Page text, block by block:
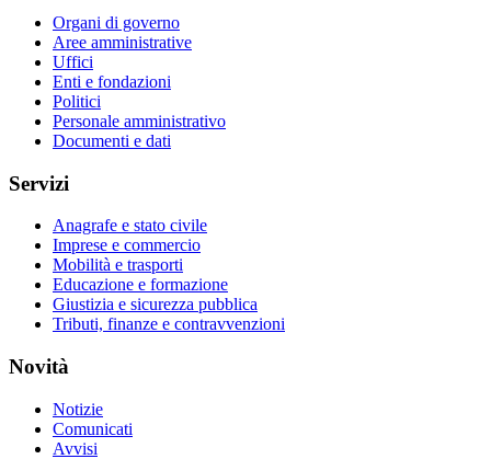
Organi di governo
Aree amministrative
Uffici
Enti e fondazioni
Politici
Personale amministrativo
Documenti e dati
Servizi
Anagrafe e stato civile
Imprese e commercio
Mobilità e trasporti
Educazione e formazione
Giustizia e sicurezza pubblica
Tributi, finanze e contravvenzioni
Novità
Notizie
Comunicati
Avvisi